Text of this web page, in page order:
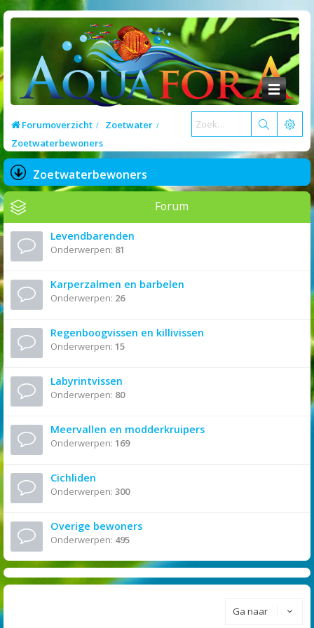
Forumoverzicht
Zoetwater
Zoetwaterbewoners
Zoetwaterbewoners
Forum
Levendbarenden
Onderwerpen: 81
Karperzalmen en barbelen
Onderwerpen: 26
Regenboogvissen en killivissen
Onderwerpen: 15
Labyrintvissen
Onderwerpen: 80
Meervallen en modderkruipers
Onderwerpen: 169
Cichliden
Onderwerpen: 300
Overige bewoners
Onderwerpen: 495
Ga naar